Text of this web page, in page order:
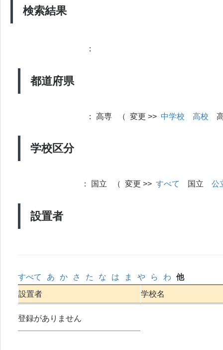
検索結果
都道府県
：
学校区分
： 高専 （ 変更 >> 中学校 高校
設置者
： 国立 （ 変更 >> すべて 国立 公
すべて あ か さ た な は ま や ら わ
他
設置者
学校名
登録がありません